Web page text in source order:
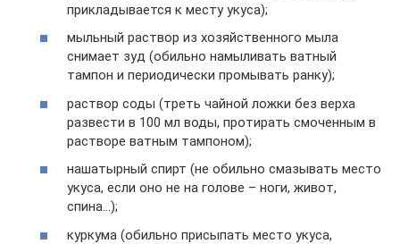
прикладывается к месту укуса);
мыльный раствор из хозяйственного мыла
снимает зуд (обильно намыливать ватный
тампон и периодически промывать ранку);
раствор соды (треть чайной ложки без верха
развести в 100 мл воды, протирать смоченным в
растворе ватным тампоном);
нашатырный спирт (не обильно смазывать место
укуса, если оно не на голове – ноги, живот,
спина…);
куркума (обильно присыпать место укуса,